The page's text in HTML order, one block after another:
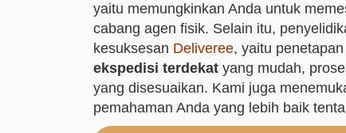
yaitu memungkinkan Anda untuk
cabang agen fisik. Selain itu,
kesuksesan Deliveree, yaitu
ekspedisi terdekat yang mudah,
yang disesuaikan. Kami juga
pemahaman Anda yang lebih baik